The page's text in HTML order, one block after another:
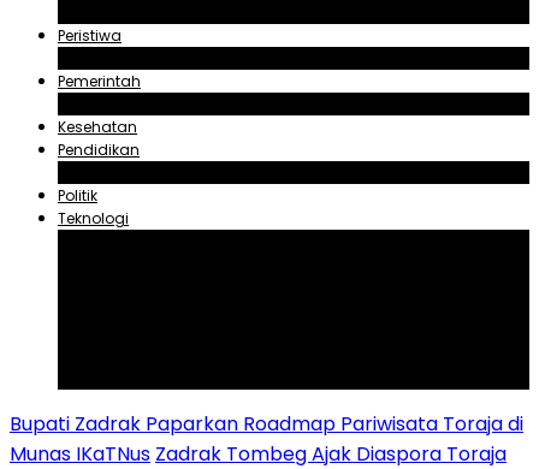
Peristiwa
Pemerintah
Kesehatan
Pendidikan
Politik
Teknologi
Bupati Zadrak Paparkan Roadmap Pariwisata Toraja di
Munas IKaTNus Zadrak Tombeg Ajak Diaspora Toraja